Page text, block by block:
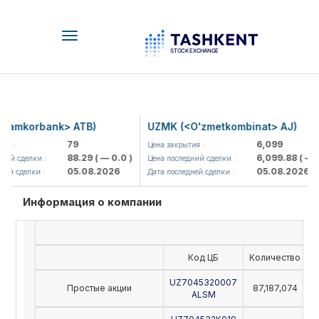
Toggle
ATB)
79
сделки : 88.29( — 0.0 )
сделки : 05.08.2026
UZMK (<O'zmetkombinat> AJ)
Цена закрытия : 6,099
Цена последний сделки : 6,099.88( —
Дата последней сделки : 05.08.2026
Информация о компании
Код ЦБ Количество
Простые акции
UZ7045320007
ALSM
87,187,074